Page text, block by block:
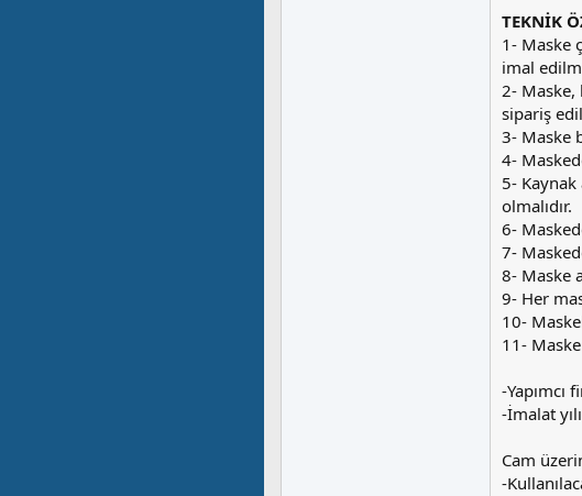
TEKNİK
1- Maske
imal
2- Maske,
sipariş
3- Maske
4-
5- Kaynak
olmalıdır.
6-
7-
8- Maske
9- Her
10-
11-
-Yapımcı
-İmalat
Cam
-